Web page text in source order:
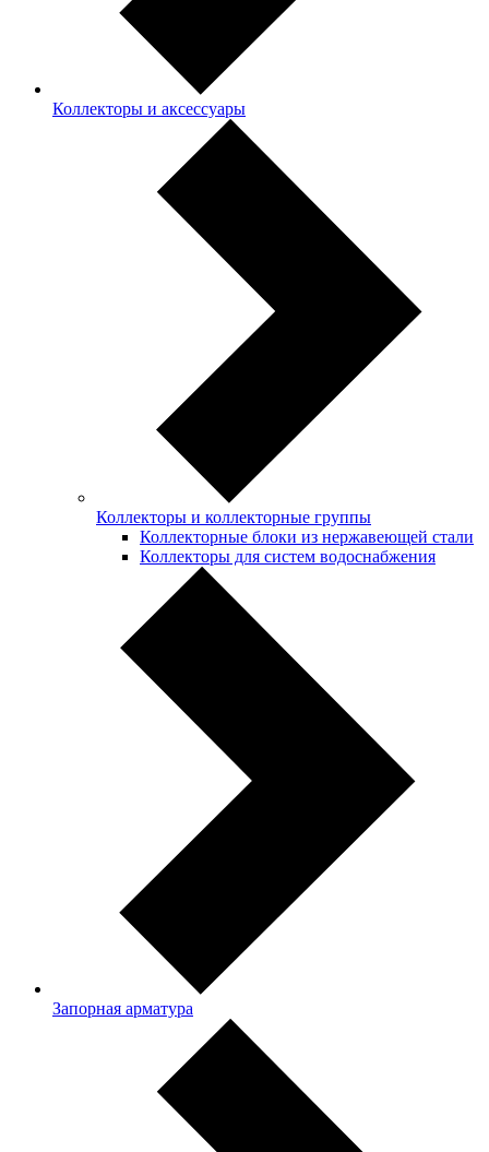
Коллекторы и аксессуары
Коллекторы и коллекторные группы
Коллекторные блоки из нержавеющей стали
Коллекторы для систем водоснабжения
Запорная арматура